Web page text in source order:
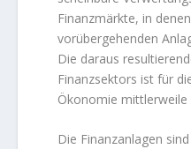
Finanzmärkte, in
vorübergehenden
Die daraus
Finanzsektors ist für
Ökonomie
Die Finanzanlagen